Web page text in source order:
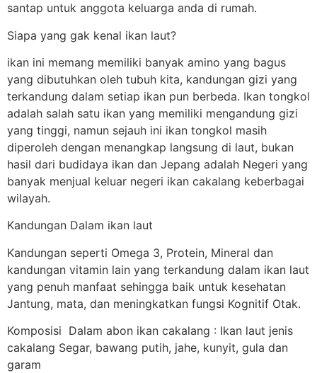
santap untuk anggota keluarga anda di rumah.
Siapa yang gak kenal ikan laut?
ikan ini memang memiliki banyak amino yang bagus
yang dibutuhkan oleh tubuh kita, kandungan gizi yang
terkandung dalam setiap ikan pun berbeda. Ikan tongkol
adalah salah satu ikan yang memiliki mengandung gizi
yang tinggi, namun sejauh ini ikan tongkol masih
diperoleh dengan menangkap langsung di laut, bukan
hasil dari budidaya ikan dan Jepang adalah Negeri yang
banyak menjual keluar negeri ikan cakalang keberbagai
wilayah.
Kandungan Dalam ikan laut
Kandungan seperti Omega 3, Protein, Mineral dan
kandungan vitamin lain yang terkandung dalam ikan laut
yang penuh manfaat sehingga baik untuk kesehatan
Jantung, mata, dan meningkatkan fungsi Kognitif Otak.
Komposisi Dalam abon ikan cakalang : Ikan laut jenis
cakalang Segar, bawang putih, jahe, kunyit, gula dan
garam